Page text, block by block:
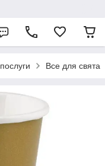
Все для свята